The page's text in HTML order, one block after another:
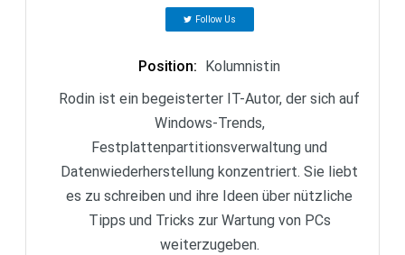
Follow Us
Position:
Kolumnistin
Rodin ist ein begeisterter IT-Autor, der sich auf
Windows-Trends,
Festplattenpartitionsverwaltung und
Datenwiederherstellung konzentriert. Sie liebt
es zu schreiben und ihre Ideen über nützliche
Tipps und Tricks zur Wartung von PCs
weiterzugeben.